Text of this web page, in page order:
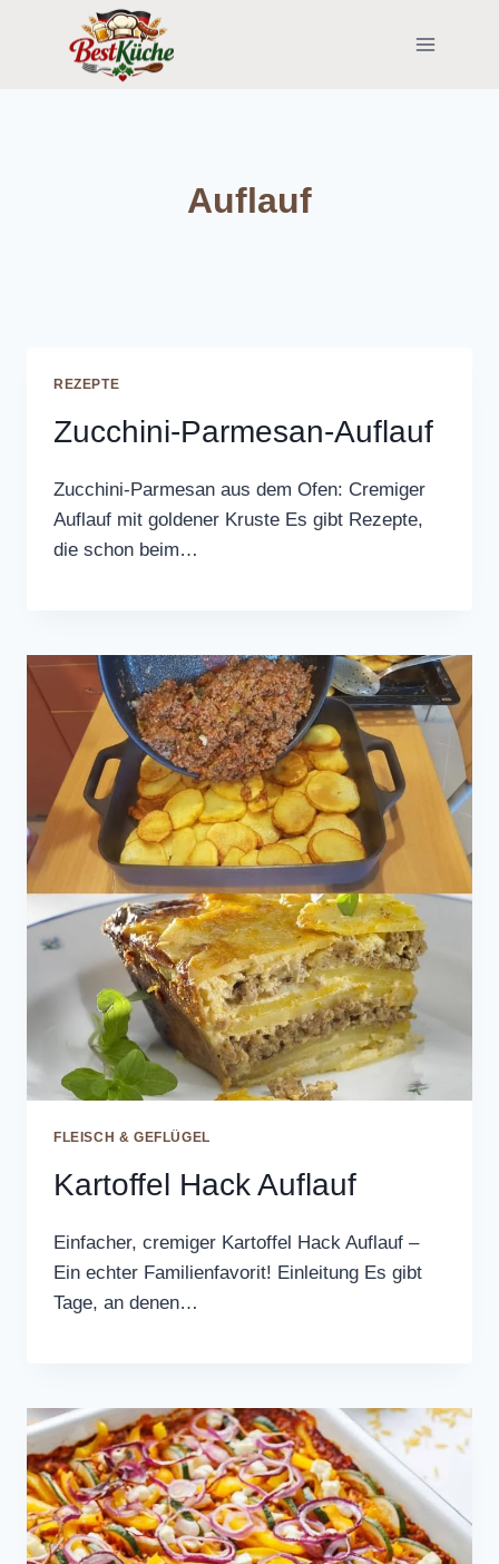
Auflauf
REZEPTE
Zucchini-Parmesan-Auflauf
Zucchini-Parmesan aus dem Ofen: Cremiger
Auflauf mit goldener Kruste Es gibt Rezepte,
die schon beim…
FLEISCH & GEFLÜGEL
Kartoffel Hack Auflauf
Einfacher, cremiger Kartoffel Hack Auflauf –
Ein echter Familienfavorit! Einleitung Es gibt
Tage, an denen…